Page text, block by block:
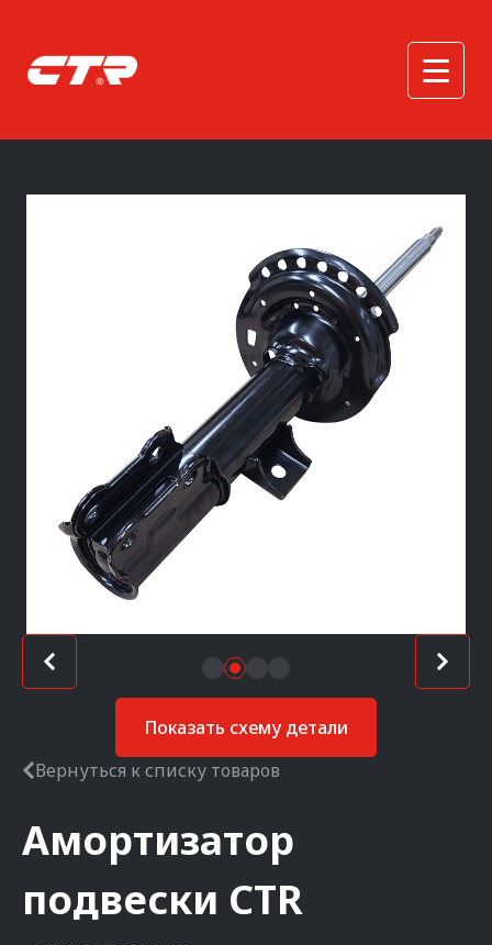
Показать схему детали
Вернуться к списку товаров
Амортизатор
подвески CTR